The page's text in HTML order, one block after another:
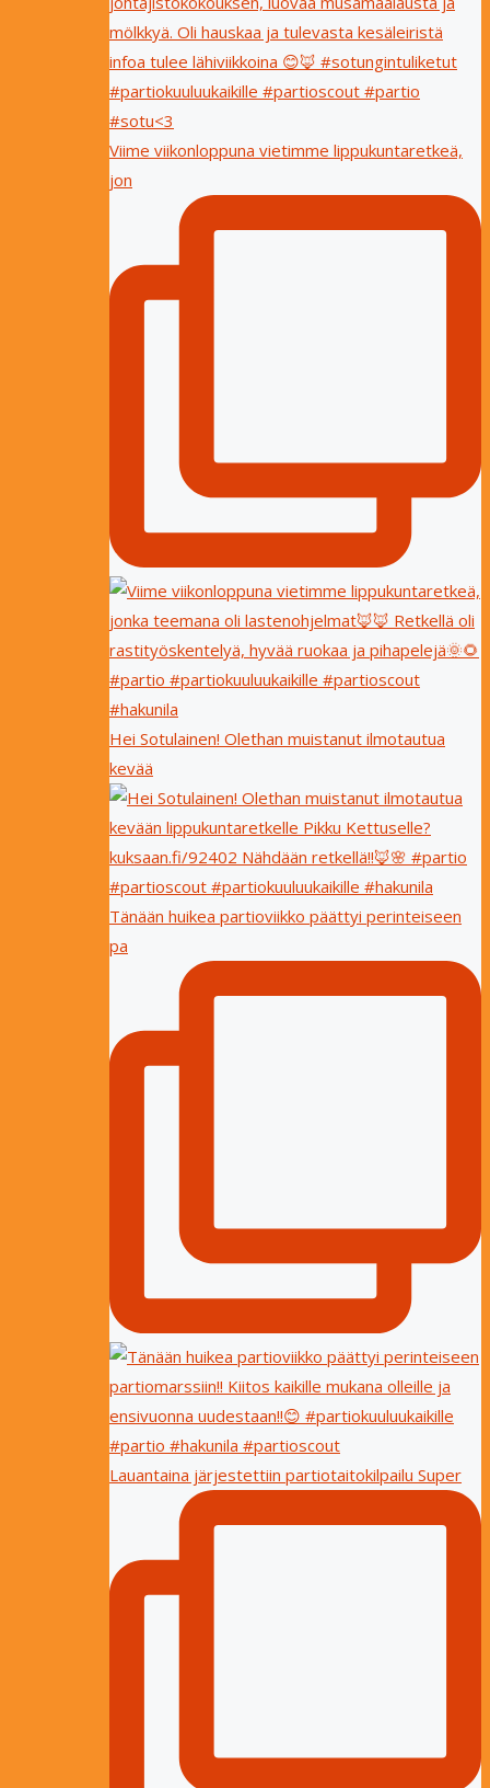
Viime viikonloppuna vietimme lippukuntaretkeä,
jon
Hei Sotulainen! Olethan muistanut ilmotautua
kevää
Tänään huikea partioviikko päättyi perinteiseen
pa
Lauantaina järjestettiin partiotaitokilpailu Super